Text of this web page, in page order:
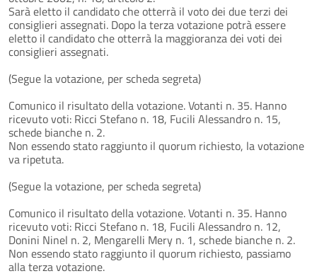
Sarà eletto il candidato che otterrà il voto dei due terzi dei
consiglieri assegnati. Dopo la terza votazione potrà essere
eletto il candidato che otterrà la maggioranza dei voti dei
consiglieri assegnati.
(Segue la votazione, per scheda segreta)
Comunico il risultato della votazione. Votanti n. 35. Hanno
ricevuto voti: Ricci Stefano n. 18, Fucili Alessandro n. 15,
schede bianche n. 2.
Non essendo stato raggiunto il quorum richiesto, la votazione
va ripetuta.
(Segue la votazione, per scheda segreta)
Comunico il risultato della votazione. Votanti n. 35. Hanno
ricevuto voti: Ricci Stefano n. 18, Fucili Alessandro n. 12,
Donini Ninel n. 2, Mengarelli Mery n. 1, schede bianche n. 2.
Non essendo stato raggiunto il quorum richiesto, passiamo
alla terza votazione.